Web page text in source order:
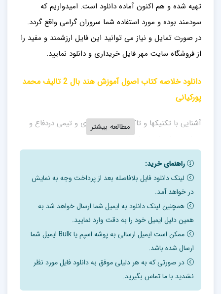
تهیه شده و هم اکنون آماده دانلود است. امیدواریم که
سودمند بوده و مورد استفاده شما سروران گرامی واقع گردد.
در صورت تمایل و نیاز می توانید این فایل ارزشمند و مفید را
از فروشگاه سایت مهر فایل خریداری و دانلود نمایید.
دانلود خلاصه کتاب اصول آموزش هند بال 2 تالیف محمد
پورکيانی
آشنايی با تکنيکها و تاکتيک های انفرادی و تيمی دردفاع و
هدفهای رفتاری
8.مراحل پنجگانه حمله
مطالعه بیشتر
راهنمای خرید:
لینک دانلود فایل بلافاصله بعد از پرداخت وجه به نمایش
در خواهد آمد.
همچنین لینک دانلود به ایمیل شما ارسال خواهد شد به
همین دلیل ایمیل خود را به دقت وارد نمایید.
ممکن است ایمیل ارسالی به پوشه اسپم یا Bulk ایمیل شما
ارسال شده باشد.
در صورتی که به هر دلیلی موفق به دانلود فایل مورد نظر
نشدید با ما تماس بگیرید.